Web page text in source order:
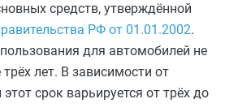
средств, утверждённой
РФ от 01.01.2002.
для автомобилей не
лет. В зависимости от
срок варьируется от трёх до